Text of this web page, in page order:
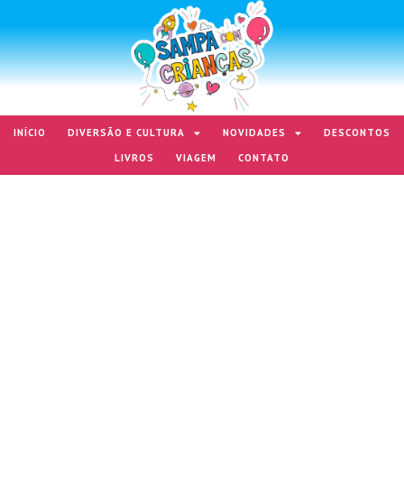
INÍCIO DIVERSÃO E CULTURA NOVIDADES
DESCONTOS
LIVROS
VIAGEM CONTATO